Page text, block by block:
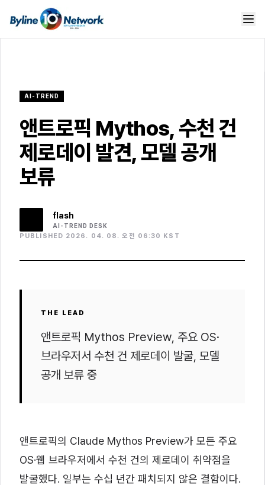
AI-TREND
앤트로픽 Mythos, 수천 건
제로데이 발견, 모델 공개
보류
flash
AI-TREND DESK
PUBLISHED 2026. 04. 08. 오전 06:30 KST
THE LEAD
앤트로픽 Mythos Preview, 주요 OS·
브라우저서 수천 건 제로데이 발굴, 모델
공개 보류 중
앤트로픽의 Claude Mythos Preview가 모든 주요
OS·웹 브라우저에서 수천 건의 제로데이 취약점을
발굴했다. 일부는 수십 년간 패치되지 않은 결함이다.